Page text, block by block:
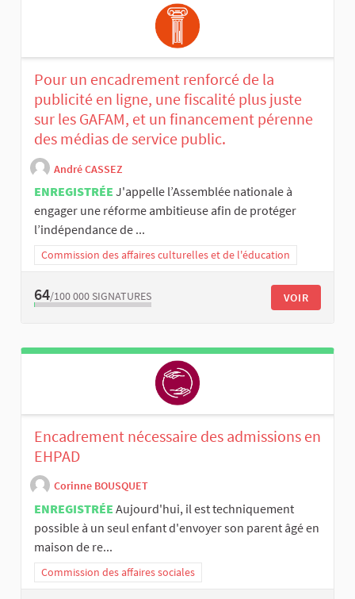
Pour un encadrement renforcé de la
publicité en ligne, une fiscalité plus juste
sur les GAFAM, et un financement pérenne
des médias de service public.
André CASSEZ
ENREGISTRÉE J'appelle l’Assemblée nationale à
engager une réforme ambitieuse afin de protéger
l’indépendance de ...
Commission des affaires culturelles et de l'éducation
64/100 000 SIGNATURES VOIR
Encadrement nécessaire des admissions en
EHPAD
Corinne BOUSQUET
ENREGISTRÉE Aujourd'hui, il est techniquement
possible à un seul enfant d'envoyer son parent âgé en
maison de re...
Commission des affaires sociales